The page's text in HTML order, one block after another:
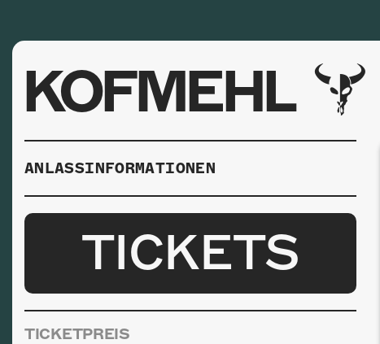
KOFMEHL
ANLASSINFORMATIONEN
TICKETS
TICKETPREIS